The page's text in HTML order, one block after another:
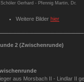
Schöler Gerhard - Pfennig Martin, Dr.
Weitere Bilder hier
2 (Zwischenrunde)
aus Morsbach II - Lindlar II